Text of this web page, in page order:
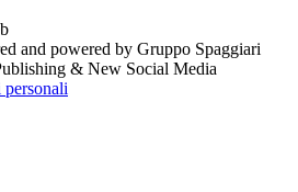
and powered by Gruppo Spaggiari
& New Social Media